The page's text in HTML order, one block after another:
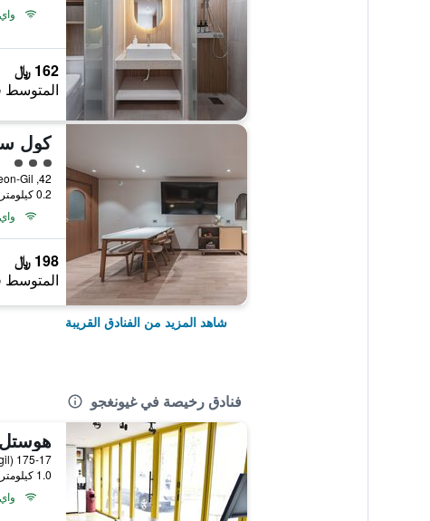
162 ﷼
المتوسط
كول
تقييم فئة
0.2 كيلومتر عن وسط المدينة
198 ﷼
المتوسط
شاهد المزيد من الفنادق القريبة
فنادق رخيصة في غيونغجو
1.0 كيلومتر عن وسط المدينة